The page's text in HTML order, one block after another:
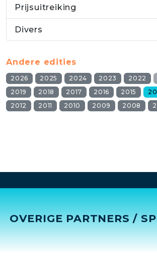
Prijsuitreiking
Divers
Andere edities
2026 2025 2024 2023 2022
2019
2018 2017 2016 2015
2012
2011 2010 2009 2008
OVERIGE PARTNERS /